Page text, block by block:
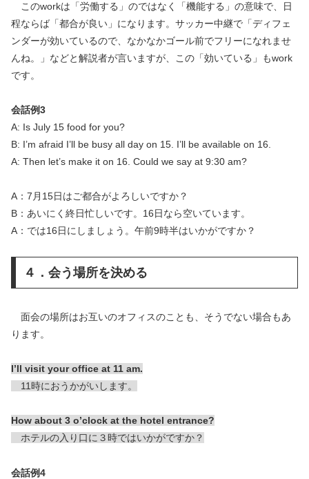
このworkは「労働する」のではなく「機能する」の意味で、日
程ならば「都合が良い」になります。サッカー中継で「ディフェ
ンダーが効いているので、なかなかゴール前でフリーになれませ
んね。」などと解説者が言いますが、この「効いている」もwork
です。
会話例3
A: Is July 15 food for you?
B: I’m afraid I’ll be busy all day on 15. I’ll be available on 16.
A: Then let’s make it on 16. Could we say at 9:30 am?
A：7月15日はご都合がよろしいですか？
B：あいにく終日忙しいです。16日なら空いています。
A：では16日にしましょう。午前9時半はいかがですか？
４．会う場所を決める
面会の場所はお互いのオフィスのことも、そうでない場合もあ
ります。
I’ll visit your office at 11 am.
11時におうかがいします。
How about 3 o’clock at the hotel entrance?
ホテルの入り口に３時ではいかがですか？
会話例4